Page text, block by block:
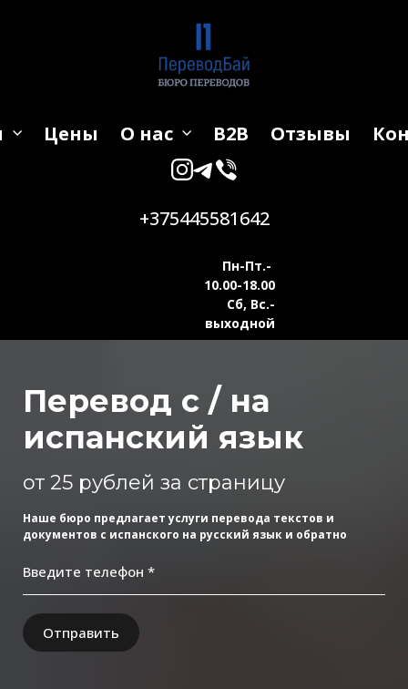
Цены О нас B2B Отзывы
+375445581642
Пн-Пт.-
10.00-18.00
Сб, Вс.-
выходной
Перевод с / на
испанский язык
от 25 рублей за страницу
Наше бюро предлагает услуги перевода текстов и
документов с испанского на русский язык и обратно
Введите телефон *
Отправить